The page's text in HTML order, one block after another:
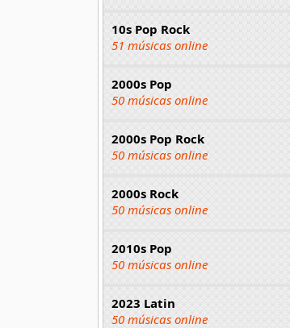
10s Pop Rock
51 músicas online
2000s Pop
50 músicas online
2000s Pop Rock
50 músicas online
2000s Rock
50 músicas online
2010s Pop
50 músicas online
2023 Latin
50 músicas online